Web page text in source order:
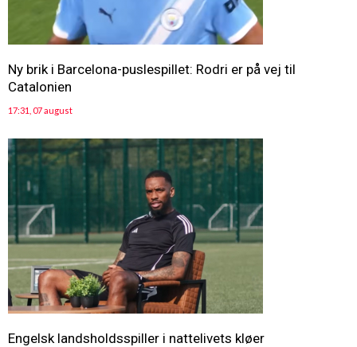
Ny brik i Barcelona-puslespillet: Rodri er på vej til
Catalonien
17:31, 07 august
Engelsk landsholdsspiller i nattelivets kløer